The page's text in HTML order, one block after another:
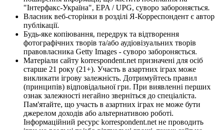
"Інтерфакс-Україна", EPA / UPG, суворо забороняється.
Власник веб-сторінки в розділі Я-Корреспондент є автор
публікації.
Будь-яке копіювання, передрук та відтворення
фотографічних творів та/або аудіовізуальних творів
правовласника Getty Images - суворо забороняється.
Матеріали сайту korrespondent.net призначені для осіб
старше 21 року (21+). Участь в азартних іграх може
викликати ігрову залежність. Дотримуйтесь правил
(принципів) відповідальної гри. При виявленні перших
ознак залежності негайно зверніться до спеціаліста.
Пам'ятайте, що участь в азартних іграх не може бути
джерелом доходів або альтернативою роботі.
Інформаційний ресурс korrespondent.net не проводить